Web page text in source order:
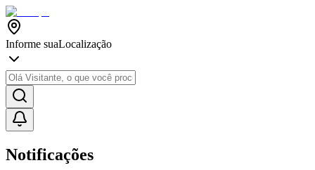
Informe suaLocalização
Notificações